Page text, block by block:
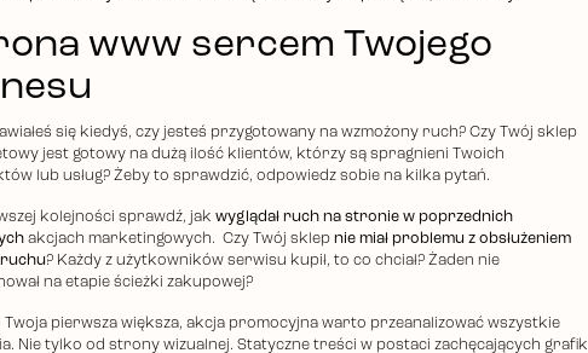
www sercem Twojego
się kiedyś, czy jesteś przygotowany na wzmożony ruch? Czy Twój sklep
jest gotowy na dużą ilość klientów, którzy są spragnieni Twoich
lub usług? Żeby to sprawdzić, odpowiedz sobie na kilka pytań.
kolejności sprawdź, jak wyglądał ruch na stronie w poprzednich
akcjach marketingowych. Czy Twój sklep nie miał problemu z obsłużeniem
ruchu? Każdy z użytkowników serwisu kupił, to co chciał? Żaden nie
na etapie ścieżki zakupowej?
Twoja pierwsza większa, akcja promocyjna warto przeanalizować wszystkie
Nie tylko od strony wizualnej. Statyczne treści w postaci zachęcających grafik